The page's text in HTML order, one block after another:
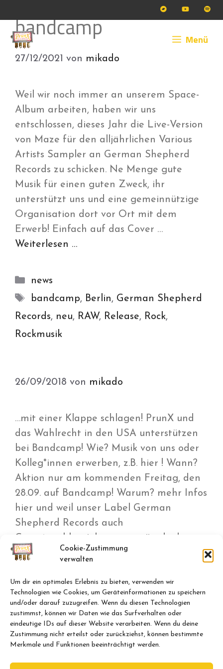
Cookie-Zustimmung
verwalten
Um dir ein optimales Erlebnis zu bieten, verwenden wir
Technologien wie Cookies, um Geräteinformationen zu speichern
und/oder darauf zuzugreifen. Wenn du diesen Technologien
zustimmst, können wir Daten wie das Surfverhalten oder
eindeutige IDs auf dieser Website verarbeiten. Wenn du deine
Zustimmung nicht erteilst oder zurückziehst, können bestimmte
Merkmale und Funktionen beeinträchtigt werden.
Inhalt
springen
Menü
bandcamp
27/12/2021 von mikado
Weil wir noch immer an unserem Space-
Album arbeiten, haben wir uns
entschlossen, dieses Jahr die Live-Version
von Maze für den alljährlichen Various
Artists Sampler an German Shepherd
Records zu schicken. Ne Menge gute
Musik für einen guten Zweck, ihr
unterstützt uns und eine gemeinnützige
Organisation dort vor Ort mit dem
Erwerb! Einfach auf das Cover …
Weiterlesen …
Kategorien
news
Schlagwörter
bandcamp, Berlin, German Shepherd
Records, neu, RAW, Release, Rock,
Rockmusik
26/09/2018 von mikado
…mit einer Klappe schlagen! PrunX und
das Wahlrecht in den USA unterstützen
bei Bandcamp! Wie? Musik von uns oder
Kolleg*innen erwerben, z.B. hier ! Wann?
Aktion nur am kommenden Freitag, den
28.09. auf Bandcamp! Warum? mehr Infos
hier und weil unser Label German
Shepherd Records auch
jüngste Gerücht besagt, dass wir im …
Kategorien
news
Schlagwörter
bandcamp,election,German
Shepherd Records
, music , USA